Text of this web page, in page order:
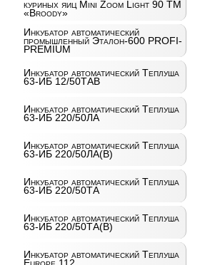
куриных яиц Mini Zoom Light 90 ТМ
«Broody»
Инкубатор автоматический
промышленный Эталон-600 PROFI-
PREMIUM
Инкубатор автоматический Теплуша
63-ИБ 12/50ТАВ
Инкубатор автоматический Теплуша
63-ИБ 220/50ЛА
Инкубатор автоматический Теплуша
63-ИБ 220/50ЛА(В)
Инкубатор автоматический Теплуша
63-ИБ 220/50ТА
Инкубатор автоматический Теплуша
63-ИБ 220/50ТА(В)
Инкубатор автоматический Теплуша